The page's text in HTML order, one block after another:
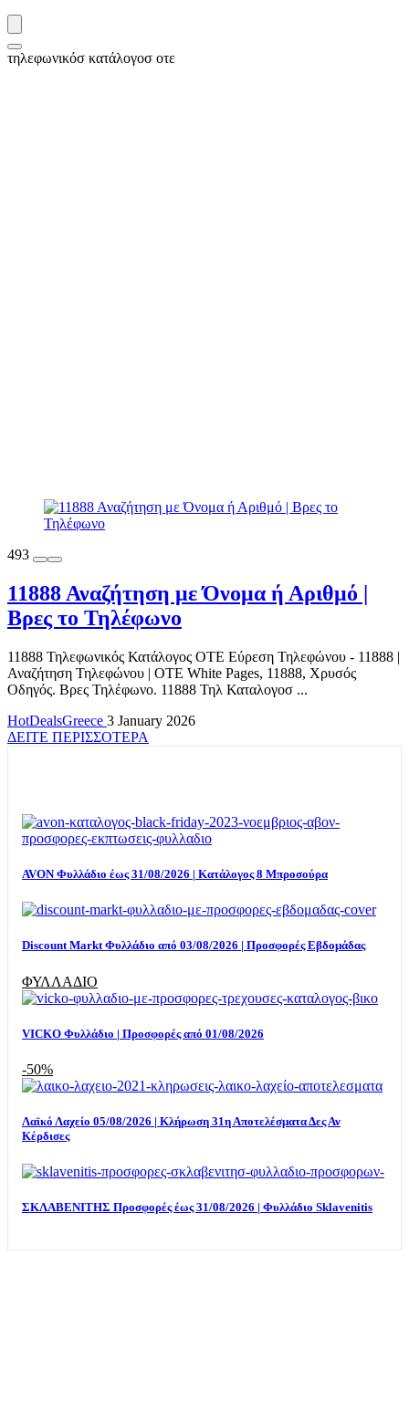
τηλεφωνικόσ κατάλογοσ οτε
493
11888 Αναζήτηση με Όνομα ή Αριθμό |
Βρες το Τηλέφωνο
11888 Τηλεφωνικός Κατάλογος ΟΤΕ Εύρεση Τηλεφώνου - 11888 |
Αναζήτηση Τηλεφώνου | OTE White Pages, 11888, Χρυσός
Οδηγός. Βρες Τηλέφωνο. 11888 Τηλ Καταλογοσ ...
HotDealsGreece 3 January 2026
ΔΕΙΤΕ ΠΕΡΙΣΣΟΤΕΡΑ
AVON Φυλλάδιο έως 31/08/2026 | Κατάλογος 8 Μπροσούρα
Discount Markt Φυλλάδιο από 03/08/2026 | Προσφορές Εβδομάδας
ΦΥΛΛΑΔΙΟ
VICKO Φυλλάδιο | Προσφορές από 01/08/2026
-50%
Λαϊκό Λαχείο 05/08/2026 | Κλήρωση 31η Αποτελέσματα Δες Αν
Κέρδισες
ΣΚΛΑΒΕΝΙΤΗΣ Προσφορές έως 31/08/2026 | Φυλλάδιο Sklavenitis